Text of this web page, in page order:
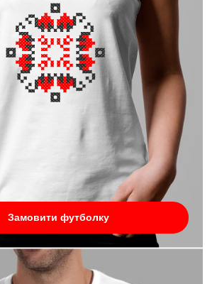
Замовити футболку